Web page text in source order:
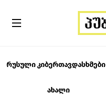
რუსული კიბერთავდასხმები
ახალი